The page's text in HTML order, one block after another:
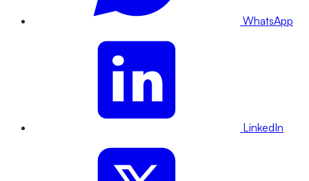
WhatsApp
LinkedIn